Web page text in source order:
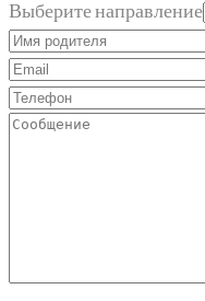
Выберите направление